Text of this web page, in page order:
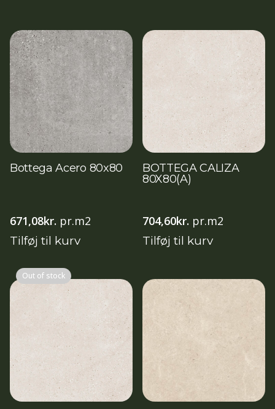
Bottega Acero 80x80
671,08kr. pr.m2
Tilføj til kurv
BOTTEGA CALIZA
80X80(A)
704,60kr. pr.m2
Tilføj til kurv
Out of stock